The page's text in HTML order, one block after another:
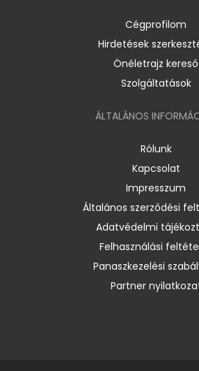
Cégprofilom
Hirdetések
Önéletrajz kereső
Szolgáltatások
ÁLTALÁNOS
Rólunk
Kapcsolat
Impresszum
Általános szerződési
Adatvédelmi
Felhasználási
Panaszkezelési
Partner